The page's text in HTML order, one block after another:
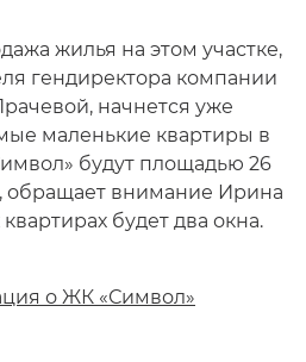
жилья на этом участке,
гендиректора компании
начнется уже
маленькие квартиры в
будут площадью 26
обращает внимание Ирина
будет два окна.
о ЖК «Символ»